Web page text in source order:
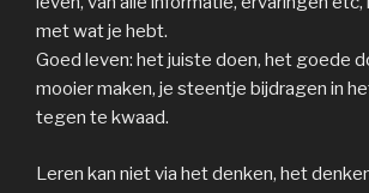
met wat je hebt.
Goed leven: het juiste doen, het goede
mooier maken, je steentje bijdragen in
tegen te kwaad.
Leren kan niet via het denken, het